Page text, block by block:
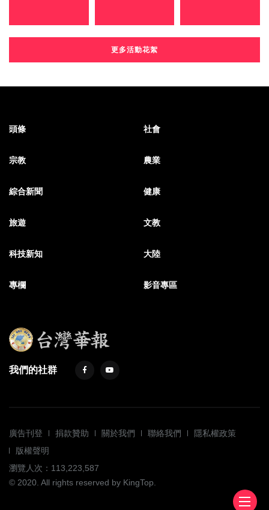
更多活動花絮
頭條 社會
宗教 農業
綜合新聞 健康
旅遊 文教
科技新知 大陸
專欄 影音專區
我們的社群
廣告刊登 捐款贊助 關於我們 聯絡我們
隱私權政策
版權聲明
瀏覽人次：113,223,587
© 2020. All rights reserved by KingTop.